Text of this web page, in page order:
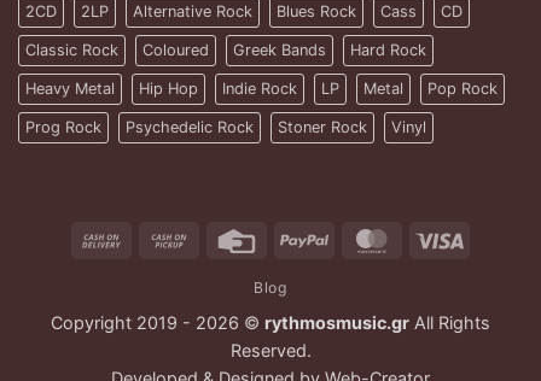
2CD 2LP Alternative Rock Blues Rock Cass CD
Classic Rock Coloured Greek Bands Hard Rock
Heavy Metal Hip Hop Indie Rock LP Metal Pop Rock
Prog Rock Psychedelic Rock Stoner Rock Vinyl
Cash
Cash
Credit
PayPal MasterCard
Blog
Copyright 2019 - 2026 © rythmosmusic.gr All Rights
Reserved.